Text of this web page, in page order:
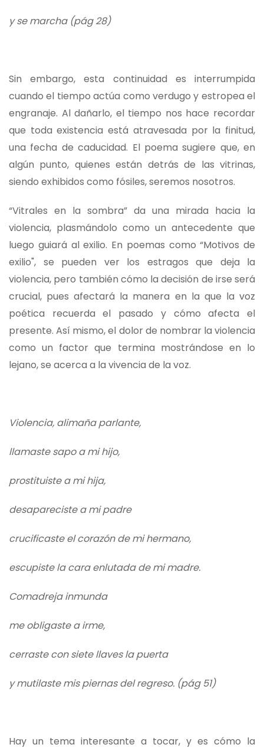
y se marcha (pág 28)
Sin embargo, esta continuidad es interrumpida
cuando el tiempo actúa como verdugo y estropea el
engranaje. Al dañarlo, el tiempo nos hace recordar
que toda existencia está atravesada por la finitud,
una fecha de caducidad. El poema sugiere que, en
algún punto, quienes están detrás de las vitrinas,
siendo exhibidos como fósiles, seremos nosotros.
“Vitrales en la sombra” da una mirada hacia la
violencia, plasmándolo como un antecedente que
luego guiará al exilio. En poemas como “Motivos de
exilio", se pueden ver los estragos que deja la
violencia, pero también cómo la decisión de irse será
crucial, pues afectará la manera en la que la voz
poética recuerda el pasado y cómo afecta el
presente. Así mismo, el dolor de nombrar la violencia
como un factor que termina mostrándose en lo
lejano, se acerca a la vivencia de la voz.
Violencia, alimaña parlante,
llamaste sapo a mi hijo,
prostituiste a mi hija,
desapareciste a mi padre
crucificaste el corazón de mi hermano,
escupiste la cara enlutada de mi madre.
Comadreja inmunda
me obligaste a irme,
cerraste con siete llaves la puerta
y mutilaste mis piernas del regreso. (pág 51)
Hay un tema interesante a tocar, y es cómo la